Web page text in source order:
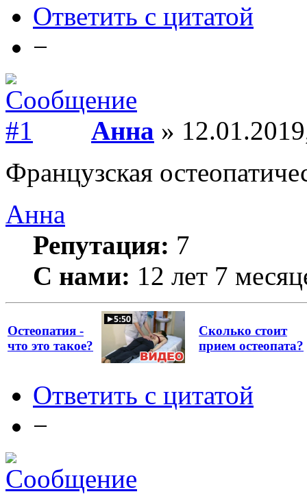
Ответить с цитатой
−
Анна »
Французская
Анна
Репутация: 7
С нами: 12 лет 7
Остеопатия -
что это такое?
Сколько стоит
прием остеопата?
Ответить с цитатой
−